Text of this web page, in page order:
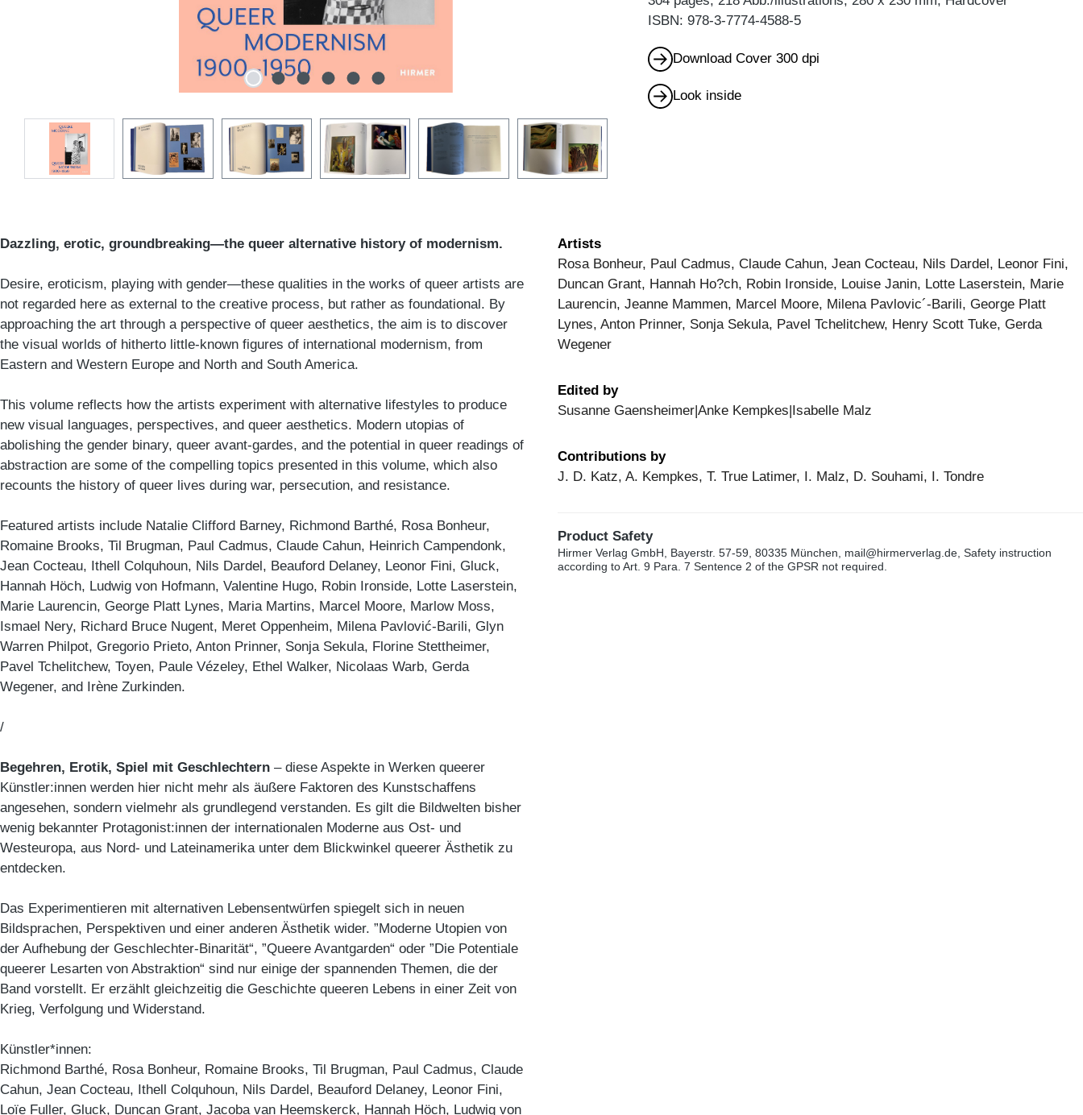
ISBN: 978-3-7774-4588-5
Download Cover 300 dpi
Look inside
Dazzling, erotic, groundbreaking—the queer alternative history of modernism.
Desire, eroticism, playing with gender—these qualities in the works of queer artists are
not regarded here as external to the creative process, but rather as foundational. By
approaching the art through a perspective of queer aesthetics, the aim is to discover
the visual worlds of hitherto little-known figures of international modernism, from
Eastern and Western Europe and North and South America.
This volume reflects how the artists experiment with alternative lifestyles to produce
new visual languages, perspectives, and queer aesthetics. Modern utopias of
abolishing the gender binary, queer avant-gardes, and the potential in queer readings of
abstraction are some of the compelling topics presented in this volume, which also
recounts the history of queer lives during war, persecution, and resistance.
Featured artists include Natalie Clifford Barney, Richmond Barthé, Rosa Bonheur,
Romaine Brooks, Til Brugman, Paul Cadmus, Claude Cahun, Heinrich Campendonk,
Jean Cocteau, Ithell Colquhoun, Nils Dardel, Beauford Delaney, Leonor Fini, Gluck,
Hannah Höch, Ludwig von Hofmann, Valentine Hugo, Robin Ironside, Lotte Laserstein,
Marie Laurencin, George Platt Lynes, Maria Martins, Marcel Moore, Marlow Moss,
Ismael Nery, Richard Bruce Nugent, Meret Oppenheim, Milena Pavlović-Barili, Glyn
Warren Philpot, Gregorio Prieto, Anton Prinner, Sonja Sekula, Florine Stettheimer,
Pavel Tchelitchew, Toyen, Paule Vézeley, Ethel Walker, Nicolaas Warb, Gerda
Wegener, and Irène Zurkinden.
/
Begehren, Erotik, Spiel mit Geschlechtern – diese Aspekte in Werken queerer
Künstler:innen werden hier nicht mehr als äußere Faktoren des Kunstschaffens
angesehen, sondern vielmehr als grundlegend verstanden. Es gilt die Bildwelten bisher
wenig bekannter Protagonist:innen der internationalen Moderne aus Ost- und
Westeuropa, aus Nord- und Lateinamerika unter dem Blickwinkel queerer Ästhetik zu
entdecken.
Das Experimentieren mit alternativen Lebensentwürfen spiegelt sich in neuen
Bildsprachen, Perspektiven und einer anderen Ästhetik wider. ”Moderne Utopien von
der Aufhebung der Geschlechter-Binarität“, ”Queere Avantgarden“ oder ”Die Potentiale
queerer Lesarten von Abstraktion“ sind nur einige der spannenden Themen, die der
Band vorstellt. Er erzählt gleichzeitig die Geschichte queeren Lebens in einer Zeit von
Krieg, Verfolgung und Widerstand.
Künstler*innen:
Richmond Barthé, Rosa Bonheur, Romaine Brooks, Til Brugman, Paul Cadmus, Claude
Cahun, Jean Cocteau, Ithell Colquhoun, Nils Dardel, Beauford Delaney, Leonor Fini,
Loïe Fuller, Gluck, Duncan Grant, Jacoba van Heemskerck, Hannah Höch, Ludwig von
Artists
Rosa Bonheur, Paul Cadmus, Claude Cahun, Jean Cocteau, Nils Dardel, Leonor Fini,
Duncan Grant, Hannah Ho?ch, Robin Ironside, Louise Janin, Lotte Laserstein, Marie
Laurencin, Jeanne Mammen, Marcel Moore, Milena Pavlovic´-Barili, George Platt
Lynes, Anton Prinner, Sonja Sekula, Pavel Tchelitchew, Henry Scott Tuke, Gerda
Wegener
Edited by
Susanne Gaensheimer|Anke Kempkes|Isabelle Malz
Contributions by
J. D. Katz, A. Kempkes, T. True Latimer, I. Malz, D. Souhami, I. Tondre
Product Safety
Hirmer Verlag GmbH, Bayerstr. 57-59, 80335 München, mail@hirmerverlag.de, Safety instruction
according to Art. 9 Para. 7 Sentence 2 of the GPSR not required.